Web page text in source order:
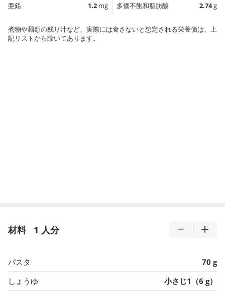
亜鉛
1.2 mg
多価不飽和脂肪酸
2.74g
煮物や麺類の残り汁など、実際には食さないと想定される栄養価は、上
記リストから除いてあります。
材料 1 人分
パスタ
70 g
しょうゆ
小さじ1（6 g）